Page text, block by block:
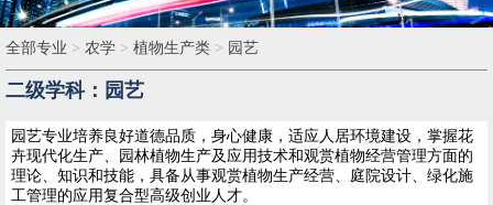
全部专业 > 农学 > 植物生产类 > 园艺
二级学科：园艺
园艺专业培养良好道德品质，身心健康，适应人居环境建设，掌握花
卉现代化生产、园林植物生产及应用技术和观赏植物经营管理方面的
理论、知识和技能，具备从事观赏植物生产经营、庭院设计、绿化施
工管理的应用复合型高级创业人才。